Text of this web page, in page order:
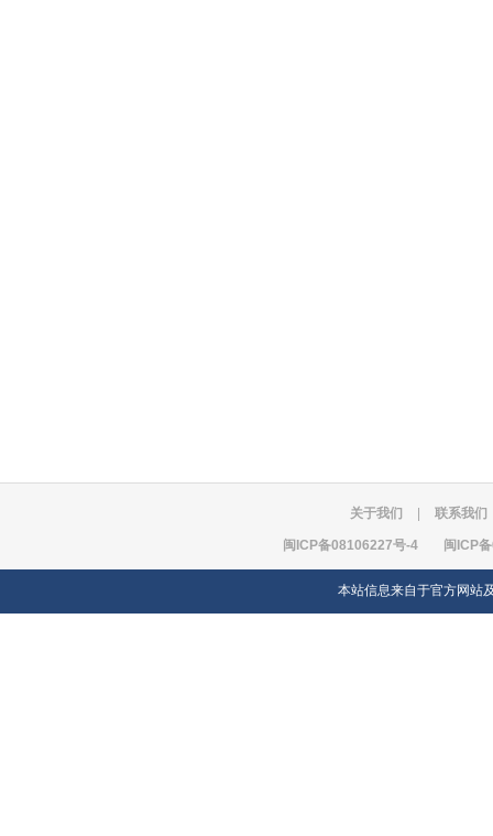
关于我们 联系我们
闽ICP备08106227号-4 闽ICP
本站信息来自于官方网站